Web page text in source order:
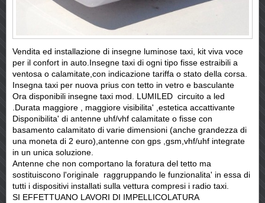
Vendita ed installazione di insegne luminose taxi, kit viva voce
per il confort in auto.Insegne taxi di ogni tipo fisse estraibili a
ventosa o calamitate,con indicazione tariffa o stato della corsa.
Insegna taxi per nuova prius con tetto in vetro e basculante
Ora disponibili insegne taxi mod. LUMILED circuito a led
.Durata maggiore , maggiore visibilita' ,estetica accattivante
Disponibilita' di antenne uhf/vhf calamitate o fisse con
basamento calamitato di varie dimensioni (anche grandezza di
una moneta di 2 euro),antenne con gps ,gsm,vhf/uhf integrate
in un unica soluzione.
Antenne che non comportano la foratura del tetto ma
sostituiscono l'originale raggruppando le funzionalita' in essa di
tutti i dispositivi installati sulla vettura compresi i radio taxi.
SI EFFETTUANO LAVORI DI IMPELLICOLATURA